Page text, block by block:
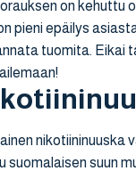
on kehuttu
pieni epäilys
tuomita. Eikai
nikotiininuuska
suomalaisen suun